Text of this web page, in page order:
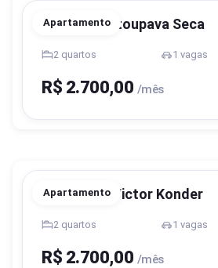
Apartamento
Blumenau, Itoupava Seca
2 quartos 1 vagas
R$ 2.700,00 /mês
Apartamento
Blumenau, Victor Konder
2 quartos 1 vagas
R$ 2.700,00 /mês